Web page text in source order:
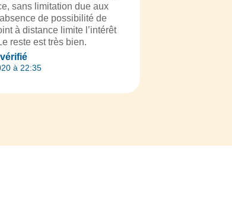
à 22:35
sans limitation due aux
de possibilité de
à distance limite l’intérêt
reste est très bien.